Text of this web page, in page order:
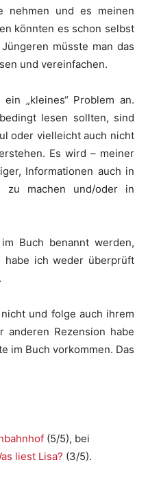
nehmen und es meinen
könnten es schon selbst
müsste man das
und vereinfachen.
„kleines“ Problem an.
lesen sollten, sind
oder vielleicht auch nicht
Es wird – meiner
Informationen auch in
zu machen und/oder in
Buch benannt werden,
habe ich weder überprüft
und folge auch ihrem
anderen Rezension habe
im Buch vorkommen. Das
(5/5), bei
liest Lisa? (3/5).